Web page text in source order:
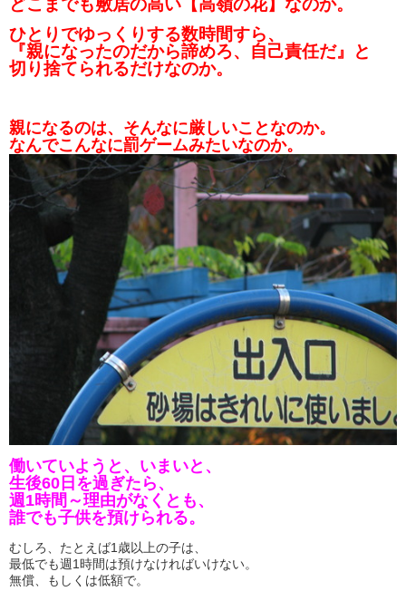
どこまでも敷居の高い【高嶺の花】なのか。
ひとりでゆっくりする数時間すら、
『親になったのだから諦めろ、自己責任だ』と
切り捨てられるだけなのか。
親になるのは、そんなに厳しいことなのか。
なんでこんなに罰ゲームみたいなのか。
働いていようと、いまいと、
生後60日 を過ぎたら、
週1時間～理由がなくとも、
誰でも子供を預けられる。
むしろ、たとえば1歳以上の子は、
最低でも週1時間は預けなければいけない。
無償、もしくは低額で。